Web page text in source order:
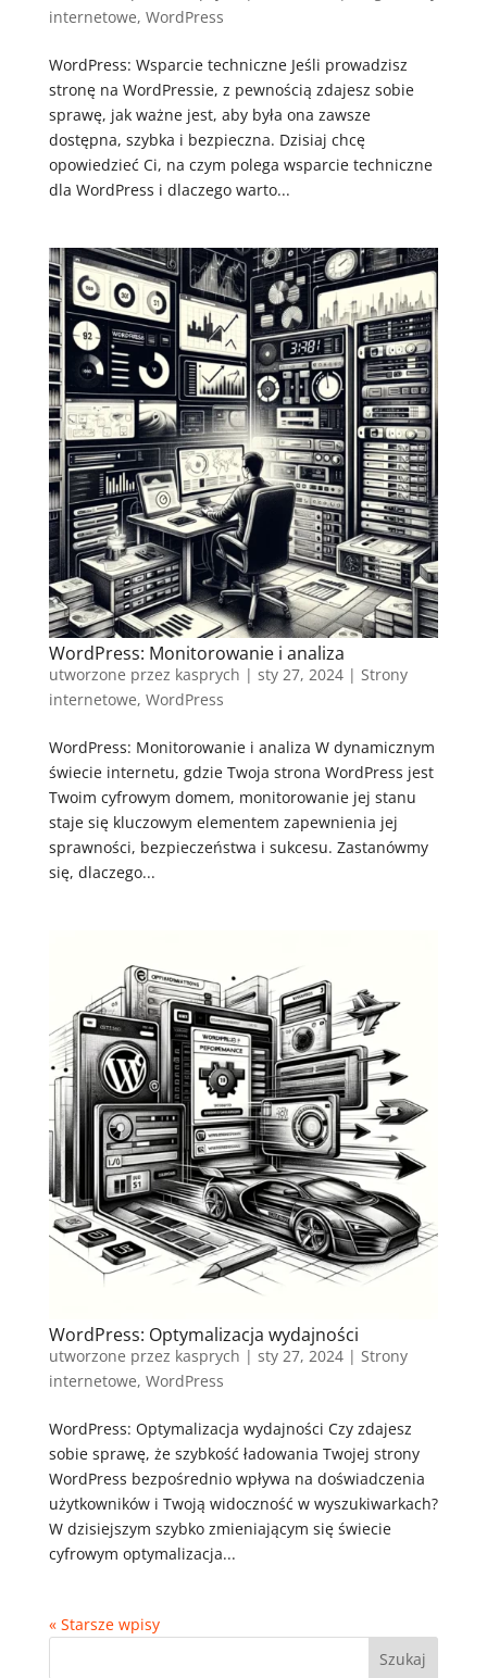
internetowe, WordPress
WordPress: Wsparcie techniczne Jeśli prowadzisz
stronę na WordPressie, z pewnością zdajesz sobie
sprawę, jak ważne jest, aby była ona zawsze
dostępna, szybka i bezpieczna. Dzisiaj chcę
opowiedzieć Ci, na czym polega wsparcie techniczne
dla WordPress i dlaczego warto...
WordPress: Monitorowanie i analiza
utworzone przez kasprych | sty 27, 2024| Strony
internetowe, WordPress
WordPress: Monitorowanie i analiza W dynamicznym
świecie internetu, gdzie Twoja strona WordPress jest
Twoim cyfrowym domem, monitorowanie jej stanu
staje się kluczowym elementem zapewnienia jej
sprawności, bezpieczeństwa i sukcesu. Zastanówmy
się, dlaczego...
WordPress: Optymalizacja wydajności
utworzone przez kasprych | sty 27, 2024| Strony
internetowe, WordPress
WordPress: Optymalizacja wydajności Czy zdajesz
sobie sprawę, że szybkość ładowania Twojej strony
WordPress bezpośrednio wpływa na doświadczenia
użytkowników i Twoją widoczność w wyszukiwarkach?
W dzisiejszym szybko zmieniającym się świecie
cyfrowym optymalizacja...
« Starsze wpisy